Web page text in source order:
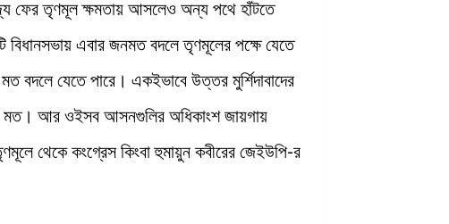
ফের তৃণমূল ক্ষমতায় আসলেও অন্য পথে হাঁটতে
বিধানসভায় এবার জনমত বদলে তৃণমূলের পক্ষে যেতে
বদলে যেতে পারে। একইভাবে উত্তর মুর্শিদাবাদের
মত। আর ওইসব আসনগুলির অধিকাংশ জায়গায়
থেকে কংগ্রেস কিংবা হুমায়ুন কবীরের জেইউপি-র